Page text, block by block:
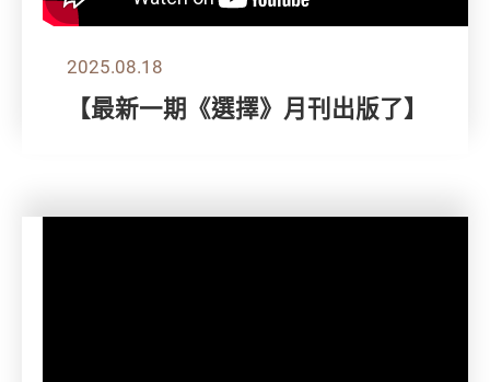
2025.08.18
【最新一期《選擇》月刊出版了】